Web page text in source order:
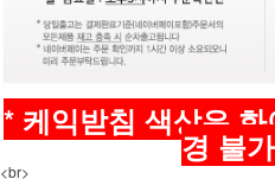
* 케익받침 색상은
경 불
<br>